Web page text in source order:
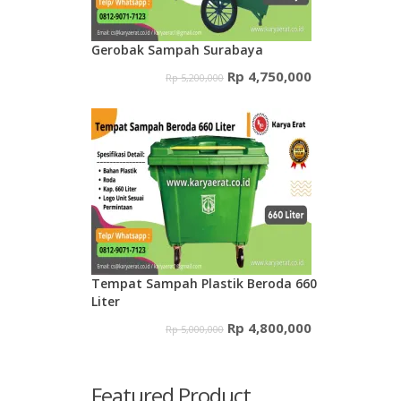
Gerobak Sampah Surabaya
Rp5,200,000 Harga
adalah:
Rp 5,200,000.
Rp 4,750,000Harga
Tempat Sampah Plastik Beroda 660
Liter
Rp5,000,000 Harga
Rp 4,800,000Harga
Featured Product